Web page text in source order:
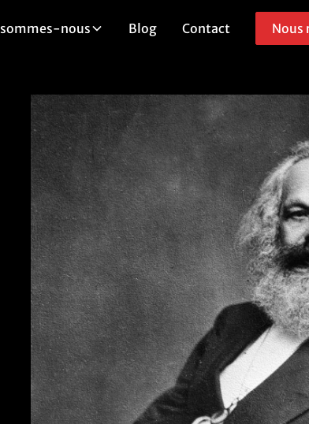
nous Blog Contact Nous